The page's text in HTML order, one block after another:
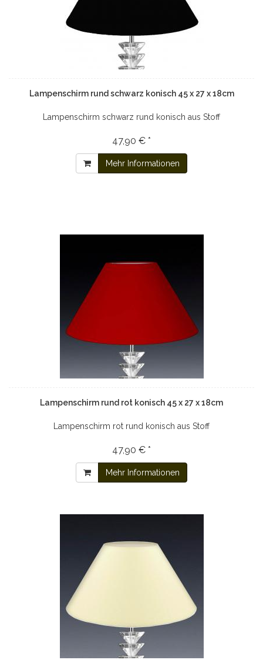
Lampenschirm rund schwarz konisch 45 x 27 x 18cm
Lampenschirm schwarz rund konisch aus Stoff
47,90 € *
Mehr Informationen
Lampenschirm rund rot konisch 45 x 27 x 18cm
Lampenschirm rot rund konisch aus Stoff
47,90 € *
Mehr Informationen